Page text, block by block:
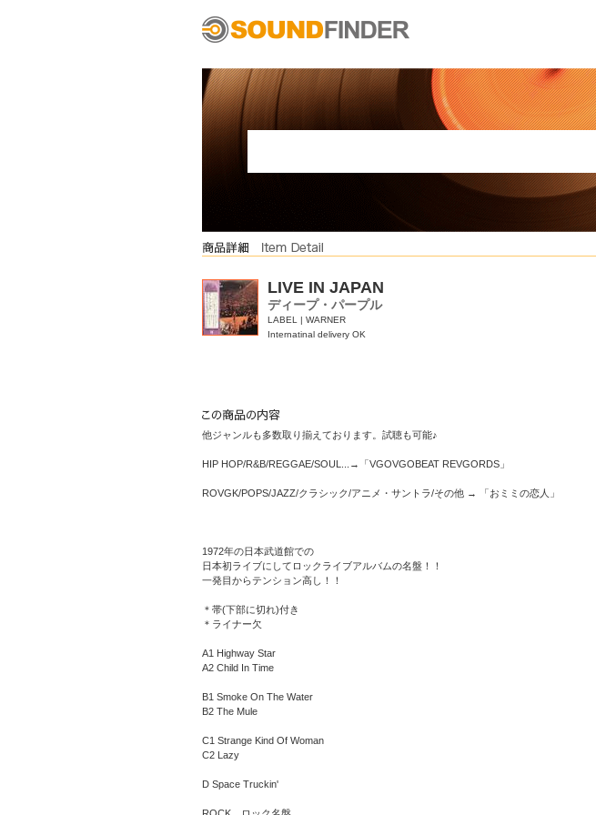
LIVE IN JAPAN
ディープ・パープル
LABEL | WARNER
Internatinal delivery OK
他ジャンルも多数取り揃えております。試聴も可能♪
HIP HOP/R&B/REGGAE/SOUL...→「VGOVGOBEAT REVGORDS」
ROVGK/POPS/JAZZ/クラシック/アニメ・サントラ/その他 → 「おミミの恋人」
1972年の日本武道館での
日本初ライブにしてロックライブアルバムの名盤！！
一発目からテンション高し！！
＊帯(下部に切れ)付き
＊ライナー欠
A1 Highway Star
A2 Child In Time
B1 Smoke On The Water
B2 The Mule
C1 Strange Kind Of Woman
C2 Lazy
D Space Truckin'